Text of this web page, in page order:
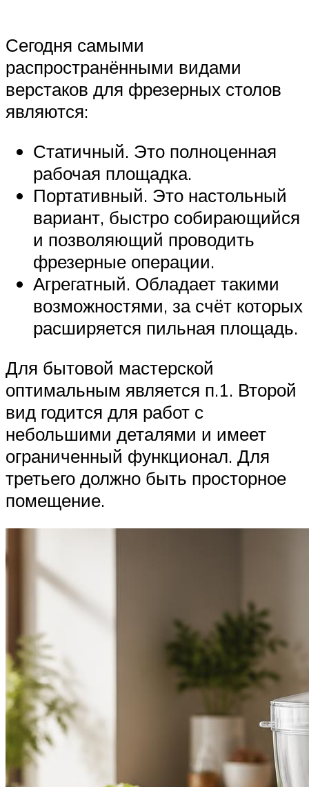
Сегодня самыми
распространёнными видами
верстаков для фрезерных столов
являются:
Статичный. Это полноценная
рабочая площадка.
Портативный. Это настольный
вариант, быстро собирающийся
и позволяющий проводить
фрезерные операции.
Агрегатный. Обладает такими
возможностями, за счёт которых
расширяется пильная площадь.
Для бытовой мастерской
оптимальным является п.1. Второй
вид годится для работ с
небольшими деталями и имеет
ограниченный функционал. Для
третьего должно быть просторное
помещение.